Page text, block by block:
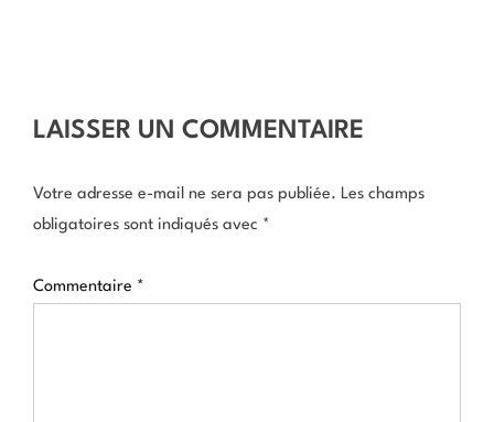
LAISSER UN COMMENTAIRE
Votre adresse e-mail ne sera pas publiée. Les champs
obligatoires sont indiqués avec *
Commentaire *